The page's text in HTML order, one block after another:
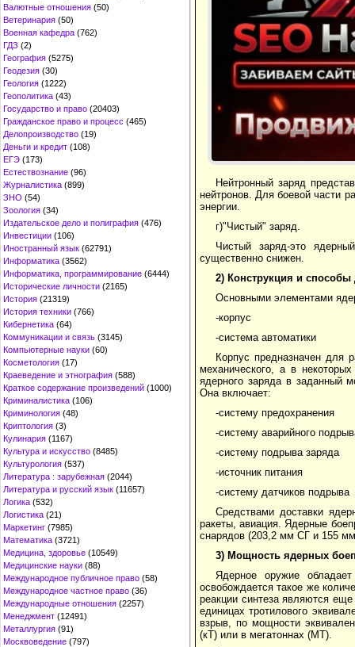
Валютные отношения (50)
Ветеринария (50)
Военная кафедра (762)
ГДЗ (2)
География (5275)
Геодезия (30)
Геология (1222)
Геополитика (43)
Государство и право (20403)
Гражданское право и процесс (465)
Делопроизводство (19)
Деньги и кредит (108)
ЕГЭ (173)
Естествознание (96)
Журналистика (899)
ЗНО (54)
Зоология (34)
Издательское дело и полиграфия (476)
Инвестиции (106)
Иностранный язык (62791)
Информатика (3562)
Информатика, программирование (6444)
Исторические личности (2165)
История (21319)
История техники (766)
Кибернетика (64)
Коммуникации и связь (3145)
Компьютерные науки (60)
Косметология (17)
Краеведение и этнография (588)
Краткое содержание произведений (1000)
Криминалистика (106)
Криминология (48)
Криптология (3)
Кулинария (1167)
Культура и искусство (8485)
Культурология (537)
Литература : зарубежная (2044)
Литература и русский язык (11657)
Логика (532)
Логистика (21)
Маркетинг (7985)
Математика (3721)
Медицина, здоровье (10549)
Медицинские науки (88)
Международное публичное право (58)
Международное частное право (36)
Международные отношения (2257)
Менеджмент (12491)
Металлургия (91)
Москвоведение (797)
Нейтронный заряд
нейтронов. Для боевой части
энергии.
г)"Чистый" заряд.
Чистый заряд-это
существенно снижен.
2) Конструкция и способы
Основными элементами
-корпус
-система автоматики
Корпус предназначен для
механического, а в
ядерного заряда в заданный
Она включает:
-систему предохранения
-систему аварийного
-систему подрыва заряда
-источник питания
-систему датчиков подрыва
Средствами доставки
ракеты, авиация. Ядерные
снарядов (203,2 мм СГ и 155
3) Мощность ядерных
Ядерное оружие
освобождается такое же
реакции синтеза являются
единицах тротилового
взрыв, по мощности
(кТ) или в мегатоннах (МТ).